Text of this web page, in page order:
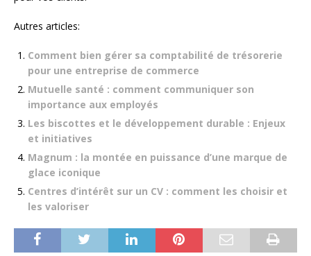
Autres articles:
Comment bien gérer sa comptabilité de trésorerie
pour une entreprise de commerce
Mutuelle santé : comment communiquer son
importance aux employés
Les biscottes et le développement durable : Enjeux
et initiatives
Magnum : la montée en puissance d’une marque de
glace iconique
Centres d’intérêt sur un CV : comment les choisir et
les valoriser